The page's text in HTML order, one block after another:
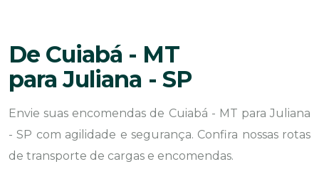
De Cuiabá - MT
para Juliana - SP
Envie suas encomendas de Cuiabá - MT para Juliana
- SP com agilidade e segurança. Confira nossas rotas
de transporte de cargas e encomendas.